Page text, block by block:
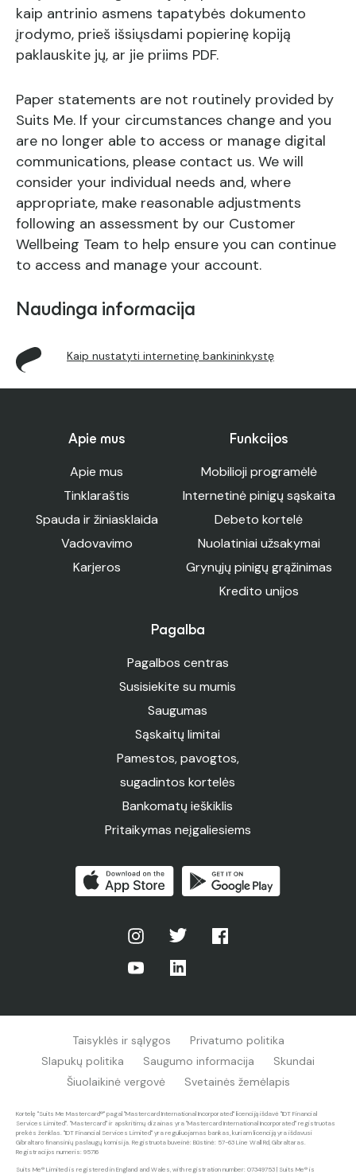
kaip antrinio asmens tapatybės dokumento
įrodymo, prieš išsiųsdami popierinę kopiją
paklauskite jų, ar jie priims PDF.
Paper statements are not routinely provided by
Suits Me. If your circumstances change and you
are no longer able to access or manage digital
communications, please contact us. We will
consider your individual needs and, where
appropriate, make reasonable adjustments
following an assessment by our Customer
Wellbeing Team to help ensure you can continue
to access and manage your account.
Naudinga informacija
Kaip nustatyti internetinę bankininkystę
Apie mus
Apie mus
Tinklaraštis
Spauda ir žiniasklaida
Vadovavimo
Karjeros
Funkcijos
Mobilioji programėlė
Internetinė pinigų sąskaita
Debeto kortelė
Nuolatiniai užsakymai
Grynųjų pinigų grąžinimas
Kredito unijos
Pagalba
Pagalbos centras
Susisiekite su mumis
Saugumas
Sąskaitų limitai
Pamestos, pavogtos,
sugadintos kortelės
Bankomatų ieškiklis
Pritaikymas neįgaliesiems
Taisyklės ir sąlygos
Privatumo politika
Slapukų politika
Saugumo informacija
Skundai
Šiuolaikinė vergovė
Svetainės žemėlapis
Kortelę "Suits Me Mastercard®" pagal "Mastercard International Incorporated" licenciją išdavė "IDT Financial
Services Limited". "Mastercard" ir apskritimų dizainas yra "Mastercard International Incorporated" registruotas
prekės ženklas. "IDT Financial Services Limited" yra reguliuojamas bankas, kuriam licenciją yra išdavusi
Gibraltaro finansinių paslaugų komisija. Registruota buveinė: Būstinė: 57-63 Line Wall Rd, Gibraltaras.
Registracijos numeris: 95716
Suits Me® Limited is registered in England and Wales, with registration number: 07349753 | Suits Me® is